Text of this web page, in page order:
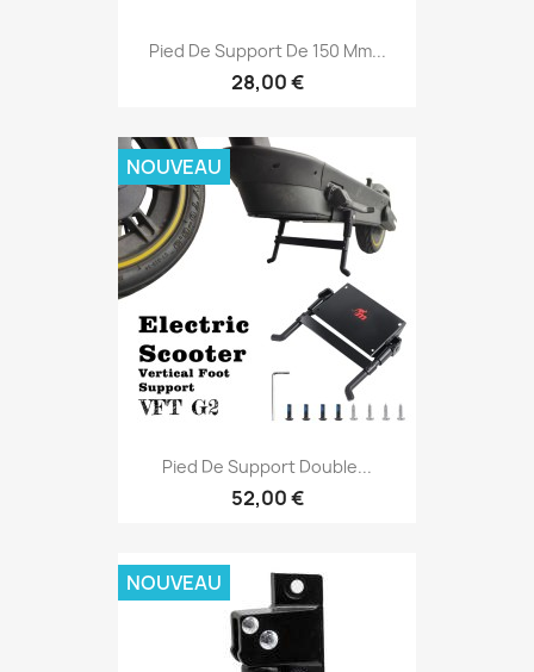
Pied De Support De 150 Mm...
28,00 €
Pied De Support Double...
52,00 €
NOUVEAU
NOUVEAU